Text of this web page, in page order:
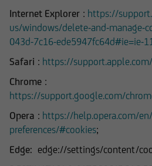
Internet Explorer : https://
us/windows/delete-and-manage-
043d-7c16-ede5947fc64d#ie=ie-
Safari : https://
Chrome :
https://support.google.com/
Opera : https://help.opera.com/
preferences/#cookies;
Edge: edge://settings/content/
per il tipo di strumento e
situazione finanziaria e di
circostanza rilevante.
strumento oggetto di
corso, l'utente dovrà
prospetto informativo di
disponibile, insieme ai
dell'emittente e dei